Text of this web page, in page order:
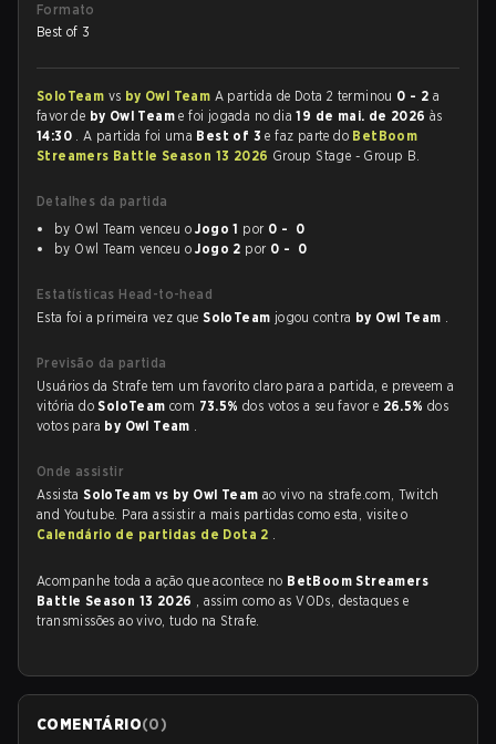
Formato
Best of 3
SoloTeam vs by Owl Team A partida de Dota 2 terminou 0 - 2 a
favor de by Owl Teame foi jogada no dia19 de mai. de 2026às
14:30 . A partida foi uma Best of 3e faz parte do BetBoom
Streamers Battle Season 13 2026 Group Stage - Group B.
Detalhes da partida
by Owl Team venceu oJogo 1 por 0 - 0
by Owl Team venceu oJogo 2 por 0 - 0
Estatísticas Head-to-head
Esta foi a primeira vez queSoloTeam jogou contra by Owl Team .
Previsão da partida
Usuários da Strafe tem um favorito claro para a partida, e preveem a
vitória doSoloTeamcom 73.5%dos votos a seu favor e 26.5%dos
votos para by Owl Team .
Onde assistir
AssistaSoloTeam vs by Owl Team ao vivo na strafe.com, Twitch
and Youtube. Para assistir a mais partidas como esta, visite o
Calendário de partidas de Dota 2 .
Acompanhe toda a ação que acontece no BetBoom Streamers
Battle Season 13 2026 , assim como as VODs, destaques e
transmissões ao vivo, tudo na Strafe.
COMENTÁRIO(0)